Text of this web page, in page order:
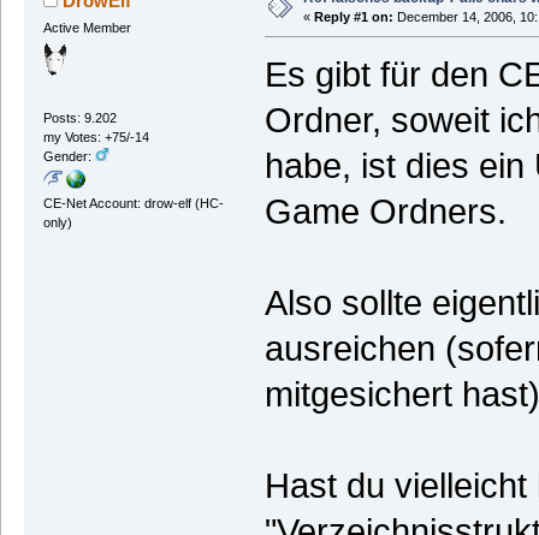
Active Member
Posts: 9.202
my Votes: +75/-14
Gender:
CE-Net Account: drow-elf (HC-
only)
« Reply #1 on: December 14, 2006,
Es gibt für den
Ordner, soweit
habe, ist dies
Game Ordners.
Also sollte
ausreichen
mitgesichert
Hast du